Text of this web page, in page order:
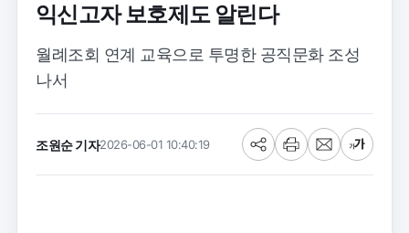
익신고자 보호제도 알린다
월례조회 연계 교육으로 투명한 공직문화 조성
나서
조원순 기자2026-06-01 10:40:19
공
유
프
린
메
일
글
씨